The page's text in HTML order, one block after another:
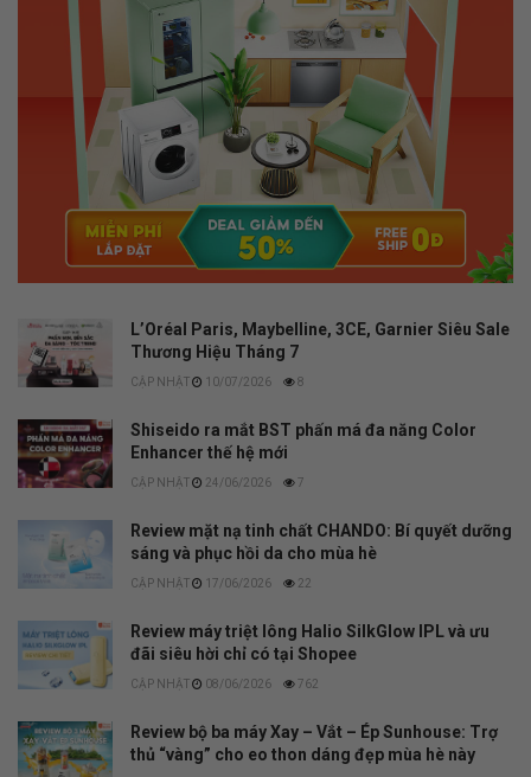
L’Oréal Paris, Maybelline, 3CE, Garnier Siêu Sale
Thương Hiệu Tháng 7
10/07/2026 8
Shiseido ra mắt BST phấn má đa năng Color
Enhancer thế hệ mới
24/06/2026 7
Review mặt nạ tinh chất CHANDO: Bí quyết dưỡng
sáng và phục hồi da cho mùa hè
17/06/2026 22
Review máy triệt lông Halio SilkGlow IPL và ưu
đãi siêu hời chỉ có tại Shopee
08/06/2026 762
Review bộ ba máy Xay – Vắt – Ép Sunhouse: Trợ
thủ “vàng” cho eo thon dáng đẹp mùa hè này